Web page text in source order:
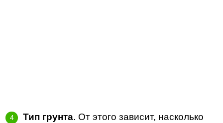
Тип грунта. От этого зависит, насколько